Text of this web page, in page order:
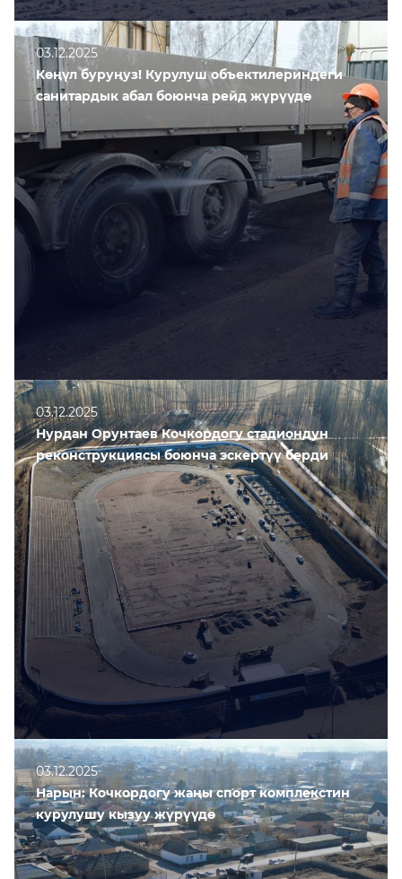
03.12.2025
Көңүл буруңуз! Курулуш объектилериндеги
санитардык абал боюнча рейд жүрүүдө
03.12.2025
Нурдан Орунтаев Кочкордогу стадиондун
реконструкциясы боюнча эскертүү берди
03.12.2025
Нарын: Кочкордогу жаңы спорт комплекстин
курулушу кызуу жүрүүдө